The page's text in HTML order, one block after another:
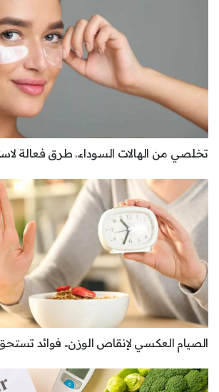
تخلصي من الهالات السوداء.. طرق فعالة
الصيام العكسي لإنقاص الوزن.. فوائد